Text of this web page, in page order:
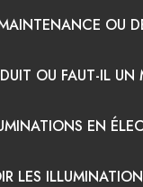
OU
OU FAUT-IL
EN
LES